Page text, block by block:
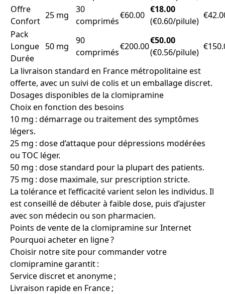
Offre
Confort
25 mg
30
comprimés
€60.00
€18.00
(€0.60/pilule)
Pack
Longue
Durée
50 mg
90
comprimés
€200.00
€50.00
(€0.56/pilule)
La livraison standard en France métropolitaine est
offerte, avec un suivi de colis et un emballage discret.
Dosages disponibles de la clomipramine
Choix en fonction des besoins
10 mg : démarrage ou traitement des symptômes
légers.
25 mg : dose d’attaque pour dépressions modérées
ou TOC léger.
50 mg : dose standard pour la plupart des patients.
75 mg : dose maximale, sur prescription stricte.
La tolérance et l’efficacité varient selon les individus. Il
est conseillé de débuter à faible dose, puis d’ajuster
avec son médecin ou son pharmacien.
Points de vente de la clomipramine sur Internet
Pourquoi acheter en ligne ?
Choisir notre site pour commander votre
clomipramine garantit :
Service discret et anonyme ;
Livraison rapide en France ;